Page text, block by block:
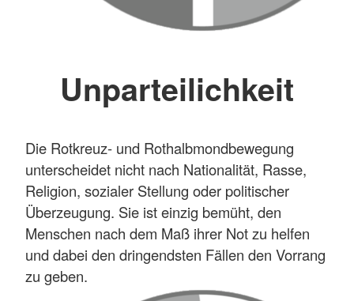
Unparteilichkeit
Die Rotkreuz- und Rothalbmondbewegung
unterscheidet nicht nach Nationalität, Rasse,
Religion, sozialer Stellung oder politischer
Überzeugung. Sie ist einzig bemüht, den
Menschen nach dem Maß ihrer Not zu helfen
und dabei den dringendsten Fällen den Vorrang
zu geben.